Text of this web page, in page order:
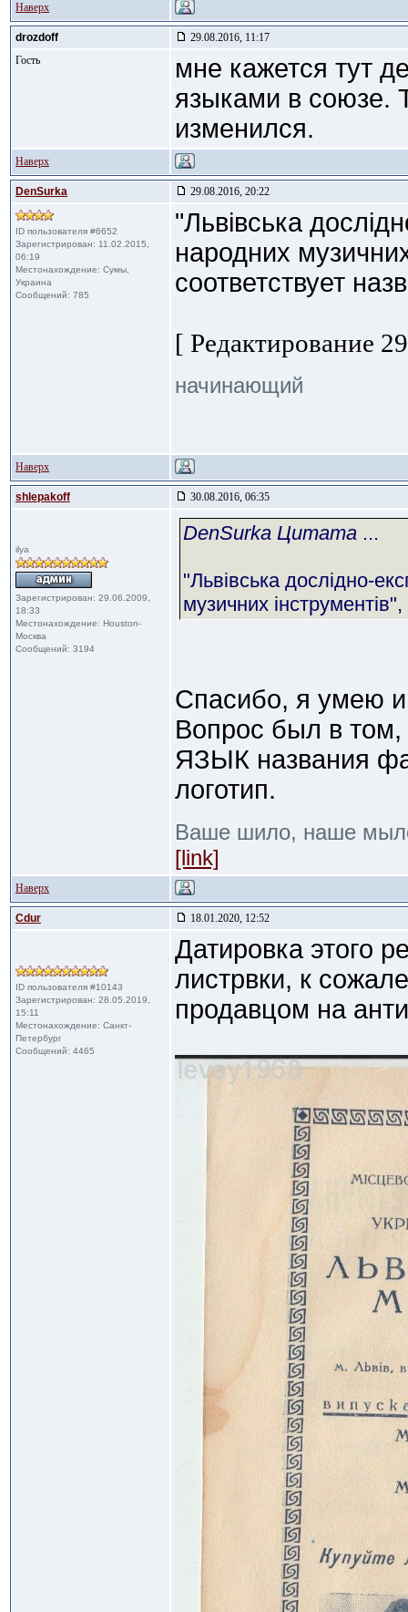
Наверх
drozdoff
29.08.2016, 11:17
Гость
мне кажется тут
языками в союзе.
изменился.
Наверх
DenSurka 29.08.2016, 20:22
ID пользователя #6652
Зарегистрирован: 11.02.2015,
06:19
Местонахождение: Сумы,
Украина
Сообщений: 785
"Львівська
народних
соответствует
[ Редактирование
начинающий
Наверх
shlepakoff 30.08.2016, 06:35
ilya
Зарегистрирован: 29.06.2009,
18:33
Местонахождение: Houston-
Москва
Сообщений: 3194
DenSurka Цитата ...
"Львівська дослідно-
музичних
Спасибо, я умею и
Вопрос был в
ЯЗЫК названия
логотип.
Ваше шило, наше
[link]
Наверх
Cdur 18.01.2020, 12:52
ID пользователя #10143
Зарегистрирован: 28.05.2019,
15:11
Местонахождение: Санкт-
Петербург
Сообщений: 4465
Датировка этого
листрвки, к
продавцом на